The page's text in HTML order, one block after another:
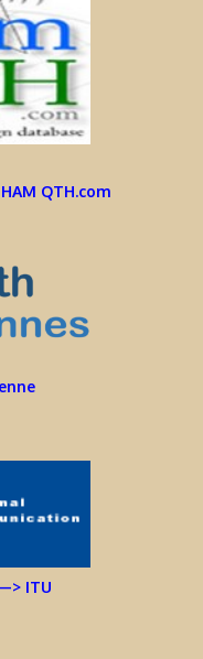
QTH.com
ITU